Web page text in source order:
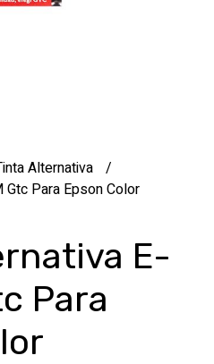
Alternativa
Para Epson Color
E-
Para